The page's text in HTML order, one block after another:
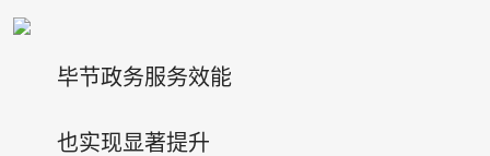
毕节政务服务效能
也实现显著提升